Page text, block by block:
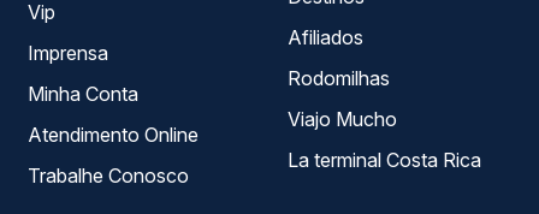
Vip
Imprensa
Minha Conta
Atendimento Online
Trabalhe Conosco
Afiliados
Rodomilhas
Viajo Mucho
La terminal Costa Rica